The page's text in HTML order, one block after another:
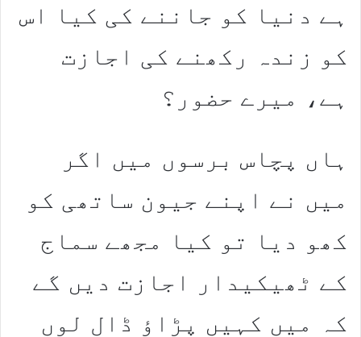
ہے دنیا کو جاننے کی کیا اس
کو زندہ رکھنے کی اجازت
ہے، میرے حضور؟
ہاں پچاس برسوں میں اگر
میں نے اپنے جیون ساتھی کو
کھو دیا تو کیا مجھے سماج
کے ٹھیکیدار اجازت دیں گے
کہ میں کہیں پڑاؤ ڈال لوں